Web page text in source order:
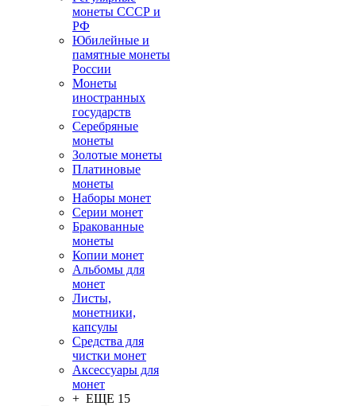
монеты СССР и
РФ
Юбилейные и
памятные монеты
России
Монеты
иностранных
государств
Серебряные
монеты
Золотые монеты
Платиновые
монеты
Наборы монет
Серии монет
Бракованные
монеты
Копии монет
Альбомы для
монет
Листы,
монетники,
капсулы
Средства для
чистки монет
Аксессуары для
монет
+ ЕЩЕ 15